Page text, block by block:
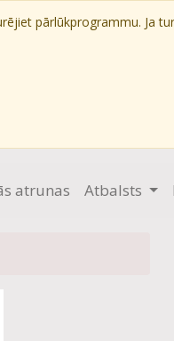
pārlūkprogrammu. Ja
atrunas Atbalsts